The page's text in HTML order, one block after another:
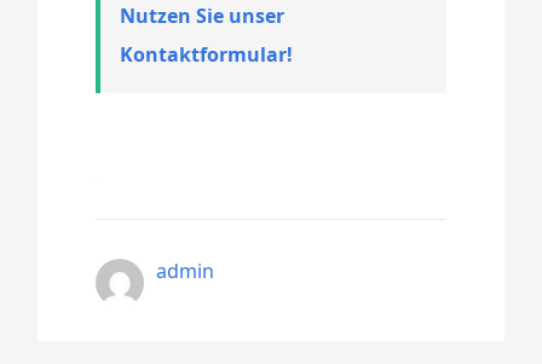
Nutzen Sie unser
Kontaktformular!
admin